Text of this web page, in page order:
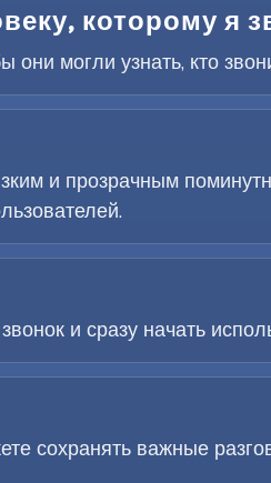
которому я
могли узнать, кто
и прозрачным
и сразу начать
сохранять важные